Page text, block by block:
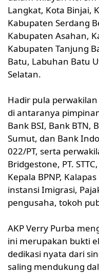
Langkat, Kota Binjai,
Kabupaten Serdang
Kabupaten Asahan,
Kabupaten Tanjung
Batu, Labuhan Batu
Selatan.
Hadir pula
di antaranya
Bank BSI, Bank BTN,
Sumut, dan Bank
022/PT, serta
Bridgestone, PT.
Kepala BPNP,
instansi Imigrasi,
pengusaha, tokoh
AKP Verry Purba
ini merupakan bukti
dedikasi nyata dari
saling mendukung